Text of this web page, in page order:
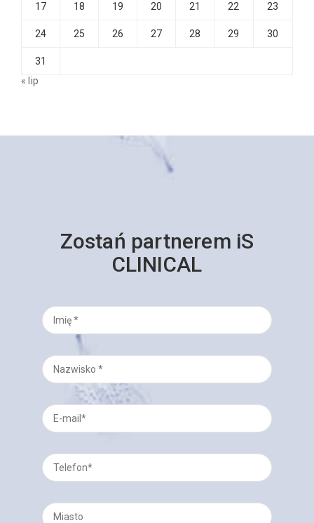
17 18 19 20 21 22 23
24 25 26 27 28 29 30
31
« lip
Zostań partnerem iS
CLINICAL